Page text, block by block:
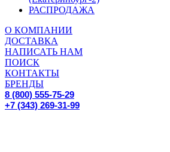
РАСПРОДАЖА
О КОМПАНИИ
ДОСТАВКА
НАПИСАТЬ НАМ
ПОИСК
КОНТАКТЫ
БРЕНДЫ
8 (800) 555-75-29
+7 (343) 269-31-99